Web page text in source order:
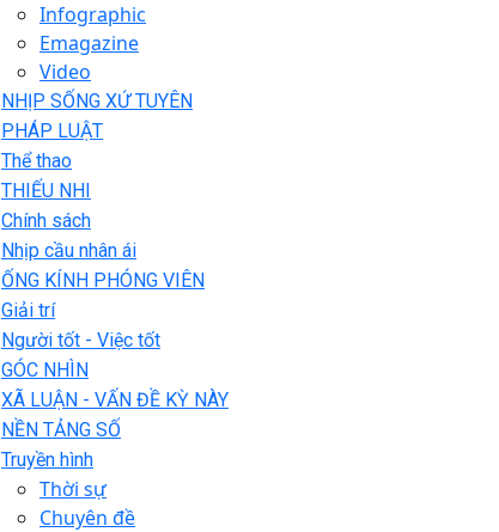
Infographic
Emagazine
Video
NHỊP SỐNG XỨ TUYÊN
PHÁP LUẬT
Thể thao
THIẾU NHI
Chính sách
Nhịp cầu nhân ái
ỐNG KÍNH PHÓNG VIÊN
Giải trí
Người tốt - Việc tốt
GÓC NHÌN
XÃ LUẬN - VẤN ĐỀ KỲ NÀY
NỀN TẢNG SỐ
Truyền hình
Thời sự
Chuyên đề